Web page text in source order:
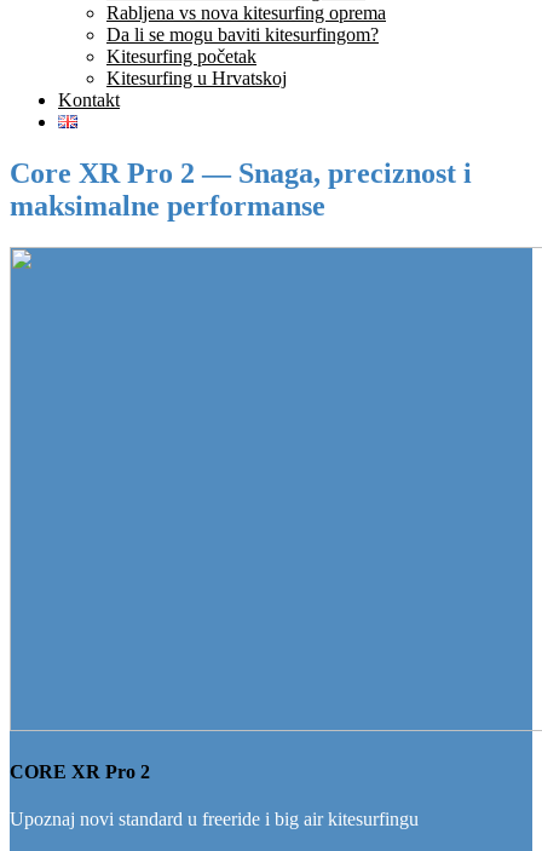
Rabljena vs nova kitesurfing oprema
Da li se mogu baviti kitesurfingom?
Kitesurfing početak
Kitesurfing u Hrvatskoj
Kontakt
Core XR Pro 2 — Snaga, preciznost i
maksimalne performanse
CORE XR Pro 2
Upoznaj novi standard u freeride i big air kitesurfingu